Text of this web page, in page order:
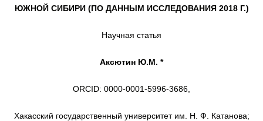
ЮЖНОЙ СИБИРИ (ПО ДАННЫМ ИССЛЕДОВАНИЯ 2018 Г.)
Научная статья
Аксютин Ю.М. *
ORCID: 0000-0001-5996-3686,
Хакасский государственный университет им. Н. Ф. Катанова;